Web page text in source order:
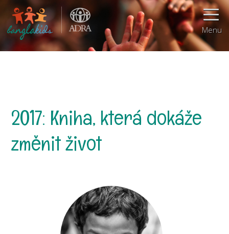
Menu
2017: Kniha, která dokáže
změnit život